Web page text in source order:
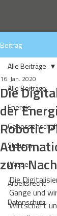
Beitrag
Alle Beiträge
Energie
Steuern
Wasser
Arbeitsrecht
Datenschutz
Alle Beiträge
Die
der
Robotic
zum Nach
16. Jan. 2020
Die
Gange und
Wirtschaft